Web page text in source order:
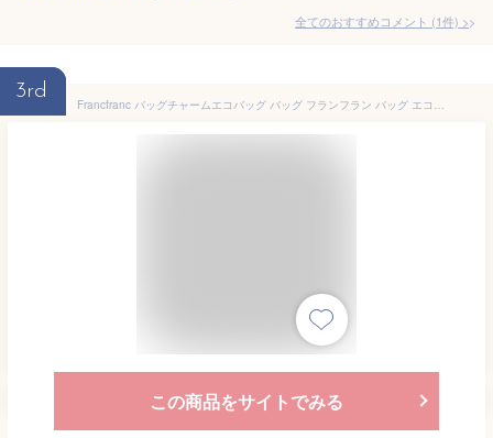
全てのおすすめコメント (1件) >
3rd
Francfranc バッグチャームエコバッグ バッグ フランフラン バッグ エコバッグ・サブバッグ ブラック
この商品をサイトでみる